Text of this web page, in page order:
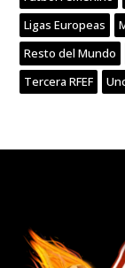
Ligas Europeas
Resto del Mundo
Tercera RFEF